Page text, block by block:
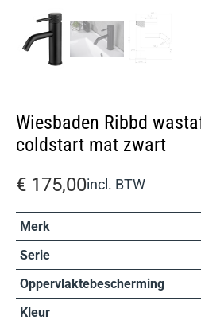
Wiesbaden Ribbd
coldstart mat zwart
€ 175,00incl. BTW
Merk
Serie
Oppervlaktebescherming
Kleur